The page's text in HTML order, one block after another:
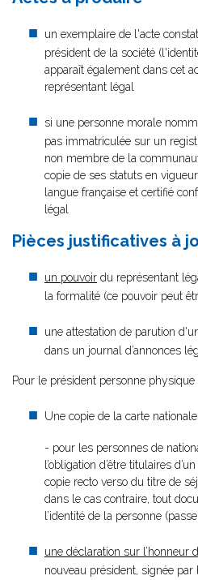
un exemplaire de l'acte
président de la société
apparaît également dans cet
représentant légal
si une personne morale
pas immatriculée sur un
non membre de la
copie de ses statuts en
langue française et certifié
légal
Pièces justificatives à
un pouvoir du représentant
la formalité (ce pouvoir peut
une attestation de parution
dans un journal d’annonces
Pour le président personne physique
Une copie de la carte
- pour les personnes de
l’obligation d’être titulaires
copie recto verso du titre de
dans le cas contraire, tout
l’identité de la personne
une déclaration sur l’honneur
nouveau président, signée